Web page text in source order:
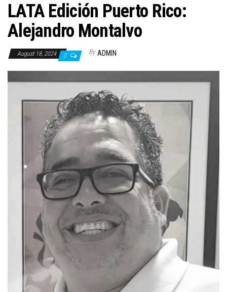
LATA Edición Puerto Rico:
Alejandro Montalvo
August 18, 2024 0 By ADMIN